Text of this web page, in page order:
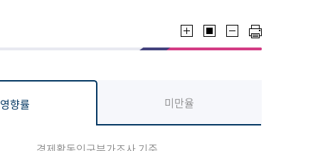
영향률 미만율